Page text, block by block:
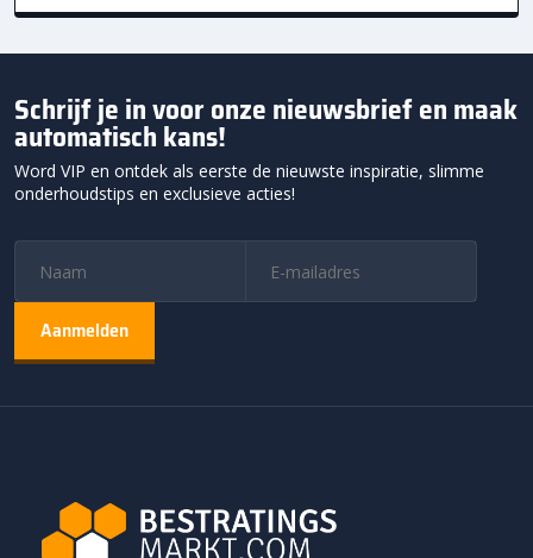
Schrijf je in voor onze nieuwsbrief en maak
automatisch kans!
Word VIP en ontdek als eerste de nieuwste inspiratie, slimme
onderhoudstips en exclusieve acties!